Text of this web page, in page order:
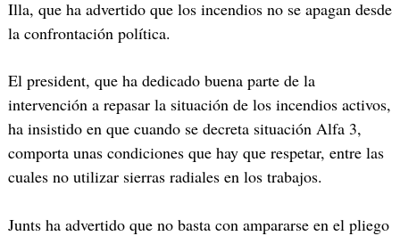
Illa, que ha advertido que los incendios no se apagan desde
la confrontación política.
El president, que ha dedicado buena parte de la
intervención a repasar la situación de los incendios activos,
ha insistido en que cuando se decreta situación Alfa 3,
comporta unas condiciones que hay que respetar, entre las
cuales no utilizar sierras radiales en los trabajos.
Junts ha advertido que no basta con ampararse en el pliego